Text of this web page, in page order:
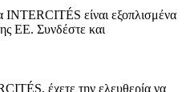
INTERCITÉS είναι εξοπλισμένα
ΕΕ. Συνδέστε και
έχετε την ελευθερία να